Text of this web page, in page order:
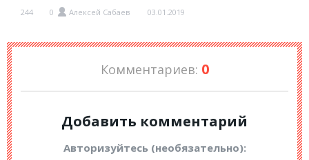
244 0 Алексей Сабаев 03.01.2019
Комментариев: 0
Добавить комментарий
Авторизуйтесь (необязательно):